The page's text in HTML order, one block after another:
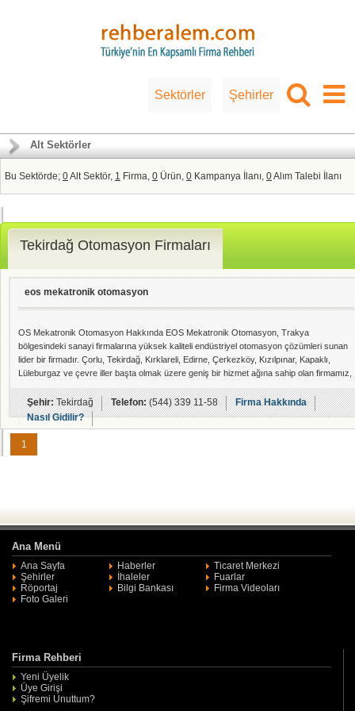
Sektörler Şehirler
Alt Sektörler
Bu Sektörde; 0Alt Sektör, 1 Firma, 0 Ürün, 0 Kampanya İlanı, 0Alım Talebi İlanı
Tekirdağ Otomasyon Firmaları
eos mekatronik otomasyon
OS Mekatronik Otomasyon Hakkında EOS Mekatronik Otomasyon, Trakya
bölgesindeki sanayi firmalarına yüksek kaliteli endüstriyel otomasyon çözümleri sunan
lider bir firmadır. Çorlu, Tekirdağ, Kırklareli, Edirne, Çerkezköy, Kızılpınar, Kapaklı,
Lüleburgaz ve çevre iller başta olmak üzere geniş bir hizmet ağına sahip olan firmamız,
otomasyon alanında her türlü ihtiyaca yönelik çözümler sunmaktadır. Sunduğumuz
hizmetler arasında PLC Otomasyon, Revizyon ve Programlama yazılım hizmetleri yer
almaktadır. Müşterilerimize, iş s
Şehir:Tekirdağ Telefon:(544) 339 11-58
Firma Hakkında
Nasıl Gidilir?
1
Ana Menü
Ana Sayfa Haberler
Ticaret Merkezi
Şehirler
İhaleler
Fuarlar
Röportaj
Bilgi Bankası
Firma Videoları
Foto Galeri
Firma Rehberi
Yeni Üyelik
Üye Girişi
Şifremi Unuttum?